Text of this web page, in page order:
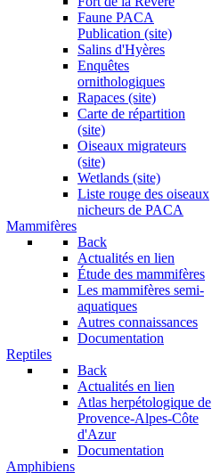
Faune PACA
Publication (site)
Salins d'Hyères
Enquêtes
ornithologiques
Rapaces (site)
Carte de répartition
(site)
Oiseaux migrateurs
(site)
Wetlands (site)
Liste rouge des oiseaux
nicheurs de PACA
Mammifères
Back
Actualités en lien
Étude des mammifères
Les mammifères semi-
aquatiques
Autres connaissances
Documentation
Reptiles
Back
Actualités en lien
Atlas herpétologique de
Provence-Alpes-Côte
d'Azur
Documentation
Amphibiens